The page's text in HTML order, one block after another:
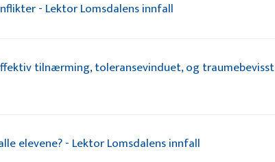
- Lektor Lomsdalens innfall
tilnærming, toleransevinduet, og traumebevisst
elevene? - Lektor Lomsdalens innfall